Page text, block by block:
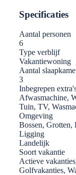
Specificaties
Aantal personen
6
Type verblijf
Vakantiewoning
Aantal
3
Inbegrepen
Afwasmachine,
Tuin, TV,
Omgeving
Bossen, Grotten,
Ligging
Landelijk
Soort vakantie
Actieve
Golfvakanties,